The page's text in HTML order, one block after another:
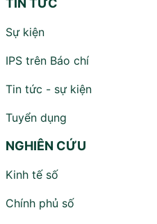
TIN TỨC
Sự kiện
IPS trên Báo chí
Tin tức - sự kiện
Tuyển dụng
NGHIÊN CỨU
Kinh tế số
Chính phủ số